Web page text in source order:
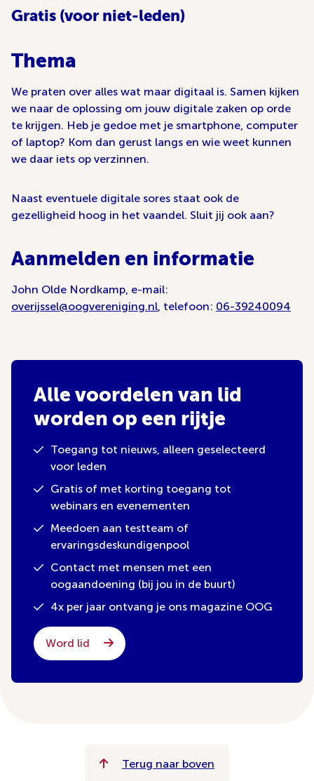
Gratis (voor niet-leden)
Thema
We praten over alles wat maar digitaal is. Samen kijken
we naar de oplossing om jouw digitale zaken op orde
te krijgen. Heb je gedoe met je smartphone, computer
of laptop? Kom dan gerust langs en wie weet kunnen
we daar iets op verzinnen.
Naast eventuele digitale sores staat ook de
gezelligheid hoog in het vaandel. Sluit jij ook aan?
Aanmelden en informatie
John Olde Nordkamp, e-mail:
overijssel@oogvereniging.nl, telefoon: 06-39240094
Alle voordelen van lid
worden op een rijtje
Toegang tot nieuws, alleen geselecteerd
voor leden
Gratis of met korting toegang tot
webinars en evenementen
Meedoen aan testteam of
ervaringsdeskundigenpool
Contact met mensen met een
oogaandoening (bij jou in de buurt)
4x per jaar ontvang je ons magazine OOG
Word lid
Terug naar boven